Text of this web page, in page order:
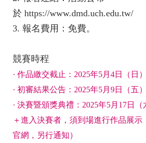
於 https://www.dmd.uch.edu.tw/
3. 報名費用：免費。
競賽時程
· 作品繳交截止：2025年5月4日（日）
· 初審結果公告：2025年5月9日（五）
· 決賽暨頒獎典禮：2025年5月17日（
＋進入決賽者，須到場進行作品展示
官網，另行通知）